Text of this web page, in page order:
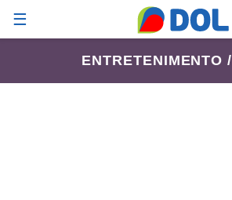
☰
ENTRETENIMENTO /